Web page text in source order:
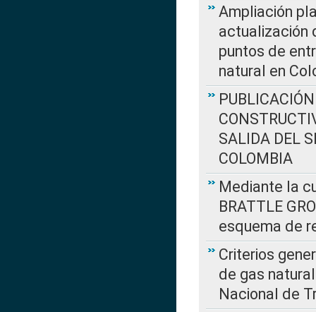
Ampliación
actualización
puntos de
natural en
SALIDA DEL
COLOMBIA
Mediante la
BRATTLE
esquema de
Criterios
de gas
Nacional de